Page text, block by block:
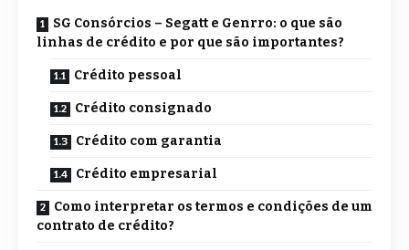
SG Consórcios – Segatt e Genrro: o que são
linhas de crédito e por que são importantes?
Crédito pessoal
Crédito consignado
Crédito com garantia
Crédito empresarial
Como interpretar os termos e condições de um
contrato de crédito?